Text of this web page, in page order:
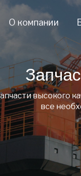
О компании
высокого
все